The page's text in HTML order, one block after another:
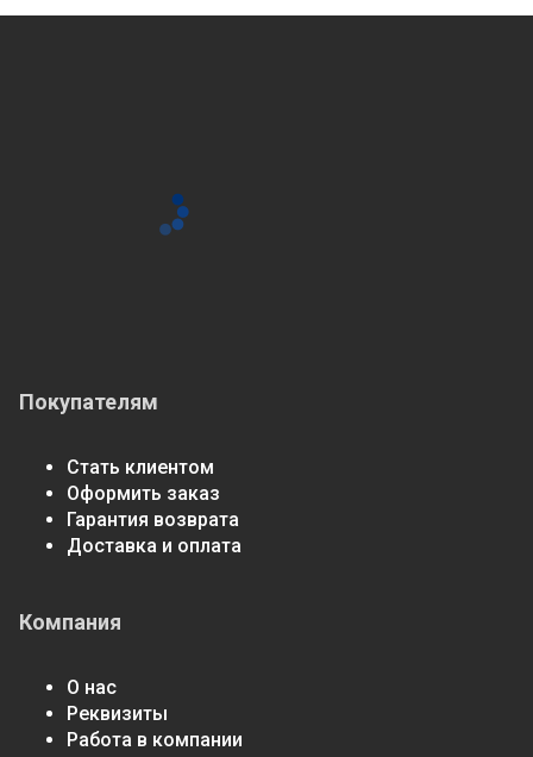
Покупателям
Стать клиентом
Оформить заказ
Гарантия возврата
Доставка и оплата
Компания
О нас
Реквизиты
Работа в компании